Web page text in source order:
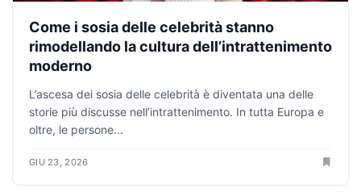
Come i sosia delle celebrità stanno
rimodellando la cultura dell’intrattenimento
moderno
L’ascesa dei sosia delle celebrità è diventata una delle
storie più discusse nell’intrattenimento. In tutta Europa e
oltre, le persone...
GIU 23, 2026